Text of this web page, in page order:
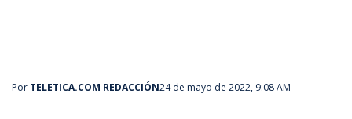
Por TELETICA.COM REDACCIÓN24 de mayo de 2022, 9:08 AM